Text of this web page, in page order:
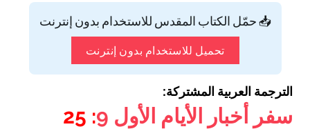
📥 حمّل الكتاب المقدس للاستخدام بدون إنترنت
تحميل للاستخدام بدون إنترنت
الترجمة العربية المشتركة:
سفر أخبار الأيام الأول 9
: 25